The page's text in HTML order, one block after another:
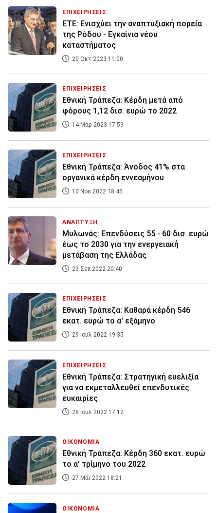
ΕΠΙΧΕΙΡΗΣΕΙΣ
ΕΤΕ: Ενισχύει την αναπτυξιακή πορεία
της Ρόδου - Εγκαίνια νέου
καταστήματος
20 Οκτ 2023 11:00
ΕΠΙΧΕΙΡΗΣΕΙΣ
Εθνική Τράπεζα: Κέρδη μετά από
φόρους 1,12 δισ. ευρώ το 2022
14 Μαρ 2023 17:59
ΕΠΙΧΕΙΡΗΣΕΙΣ
Εθνική Τράπεζα: Άνοδος 41% στα
οργανικά κέρδη εννεαμήνου
10 Νοε 2022 18:45
ΑΝΑΠΤΥΞΗ
Μυλωνάς: Επενδύσεις 55 - 60 δισ. ευρώ
έως το 2030 για την ενεργειακή
μετάβαση της Ελλάδας
23 Σεπ 2022 20:40
ΕΠΙΧΕΙΡΗΣΕΙΣ
Εθνική Τράπεζα: Καθαρά κέρδη 546
εκατ. ευρώ το α' εξάμηνο
29 Ιουλ 2022 19:35
ΕΠΙΧΕΙΡΗΣΕΙΣ
Εθνική Τράπεζα: Στρατηγική ευελιξία
για να εκμεταλλευθεί επενδυτικές
ευκαιρίες
28 Ιουλ 2022 17:12
ΟΙΚΟΝΟΜΙΑ
Εθνική Τράπεζα: Κέρδη 360 εκατ. ευρώ
το α' τρίμηνο του 2022
27 Μάι 2022 18:21
ΟΙΚΟΝΟΜΙΑ